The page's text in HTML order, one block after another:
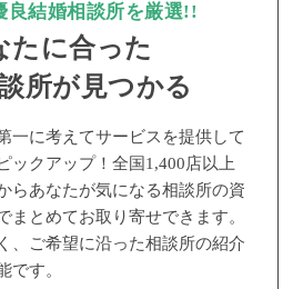
良結婚相談所を厳選!!
たに合った
所が見つかる
一に考えてサービスを提供して
ックアップ！全国1,400店以上
らあなたが気になる相談所の資
まとめてお取り寄せできます。
、ご希望に沿った相談所の紹介
です。